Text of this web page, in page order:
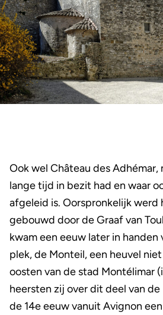
Ook wel Château des
lange tijd in bezit had en waar
afgeleid is. Oorspronkelijk
gebouwd door de Graaf van
kwam een eeuw later in
plek, de Monteil, een heuvel
oosten van de stad Montélimar
heersten zij over dit deel van
de 14e eeuw vanuit Avignon